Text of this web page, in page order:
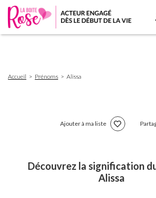
d'Ariane
Accueil Prénoms Alissa
Ajouter à ma liste
Découvrez la signification
Alissa